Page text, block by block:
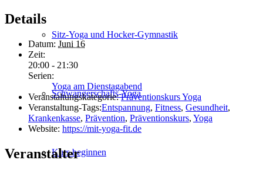
Sitz-Yoga und Hocker-Gymnastik
Schwanger­schafts-Yoga
Kurs beginnen
Details
Datum: Juni 16
Zeit:
20:00 - 21:30
Serien:
Yoga am Dienstagabend
Veranstaltungskategorie: Präventionskurs Yoga
Veranstaltung-Tags:Entspannung, Fitness, Gesundheit,
Krankenkasse, Prävention, Präventionskurs, Yoga
Website: https://mit-yoga-fit.de
Veranstalter